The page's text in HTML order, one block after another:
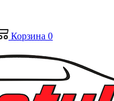
Корзина 0